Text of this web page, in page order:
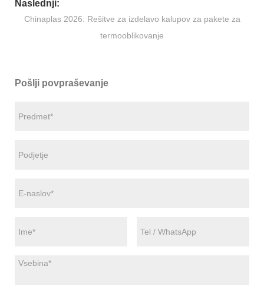
Naslednji:
Chinaplas 2026: Rešitve za izdelavo kalupov za pakete za
termooblikovanje
Pošlji povpraševanje